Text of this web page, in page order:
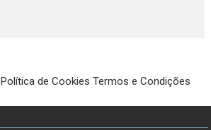
Política de Cookies Termos e Condições